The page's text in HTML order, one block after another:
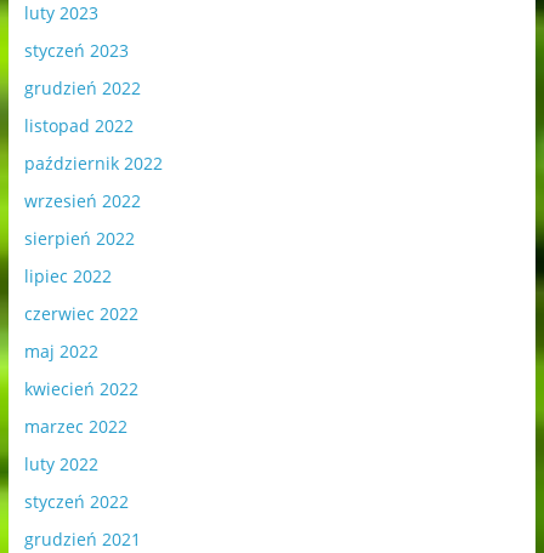
luty 2023
styczeń 2023
grudzień 2022
listopad 2022
październik 2022
wrzesień 2022
sierpień 2022
lipiec 2022
czerwiec 2022
maj 2022
kwiecień 2022
marzec 2022
luty 2022
styczeń 2022
grudzień 2021